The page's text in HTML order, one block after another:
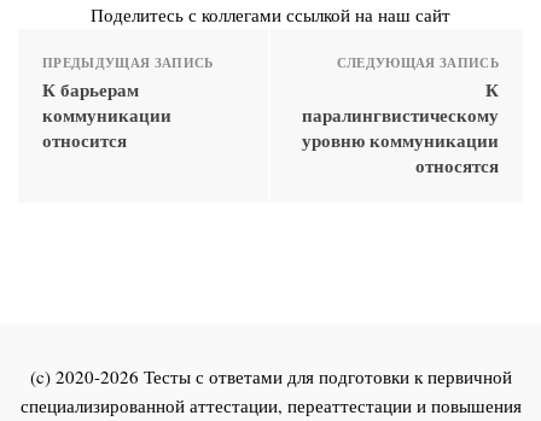
Поделитесь с коллегами ссылкой на наш сайт
ПРЕДЫДУЩАЯ ЗАПИСЬ
К барьерам
коммуникации
относится
СЛЕДУЮЩАЯ ЗАПИСЬ
К
паралингвистическому
уровню коммуникации
относятся
(c) 2020-2026 Тесты с ответами для подготовки к первичной
специализированной аттестации, переаттестации и повышения